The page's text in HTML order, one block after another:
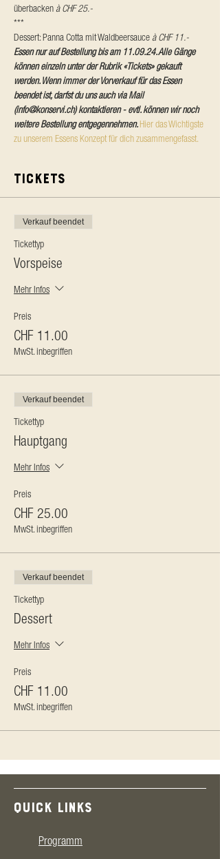
überbacken à CHF 25.-
***
Dessert: Panna Cotta mit Waldbeersauce à CHF 11.-
Essen nur auf Bestellung bis am 11.09.24. Alle Gänge
können einzeln unter der Rubrik «Tickets» gekauft
werden. Wenn immer der Vorverkauf für das Essen
beendet ist, darfst du uns auch via Mail
(info@konservi.ch) kontaktieren - evtl. können wir noch
weitere Bestellung entgegennehmen. Hier das Wichtigste
zu unserem Essens Konzept für dich zusammengefasst.
Tickets
Verkauf beendet
Tickettyp
Vorspeise
Mehr Infos
Preis
CHF 11.00
MwSt. inbegriffen
Verkauf beendet
Tickettyp
Hauptgang
Mehr Infos
Preis
CHF 25.00
MwSt. inbegriffen
Verkauf beendet
Tickettyp
Dessert
Mehr Infos
Preis
CHF 11.00
MwSt. inbegriffen
QUICK LINKS
Programm